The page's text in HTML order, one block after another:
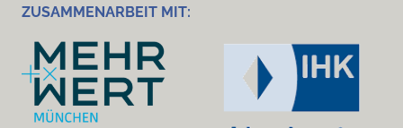
ZUSAMMENARBEIT MIT: